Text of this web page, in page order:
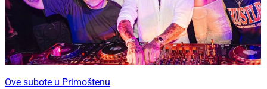
Ove subote u Primoštenu